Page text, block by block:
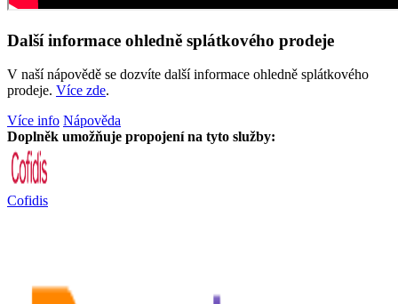
Další informace ohledně splátkového prodeje
V naší nápovědě se dozvíte další informace ohledně splátkového
prodeje. Více zde.
Více info Nápověda
Doplněk umožňuje propojení na tyto služby:
Cofidis